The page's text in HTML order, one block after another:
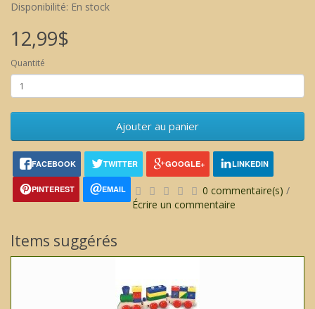
Disponibilité: En stock
12,99$
Quantité
Ajouter au panier
FACEBOOK TWITTER GOOGLE+ LINKEDIN
PINTEREST EMAIL 0 commentaire(s) /
Écrire un commentaire
Items suggérés